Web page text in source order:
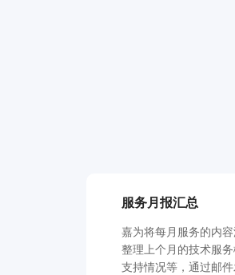
服务月报汇总
嘉为将每月服务的内
整理上个月的技术服
支持情况等，通过邮件